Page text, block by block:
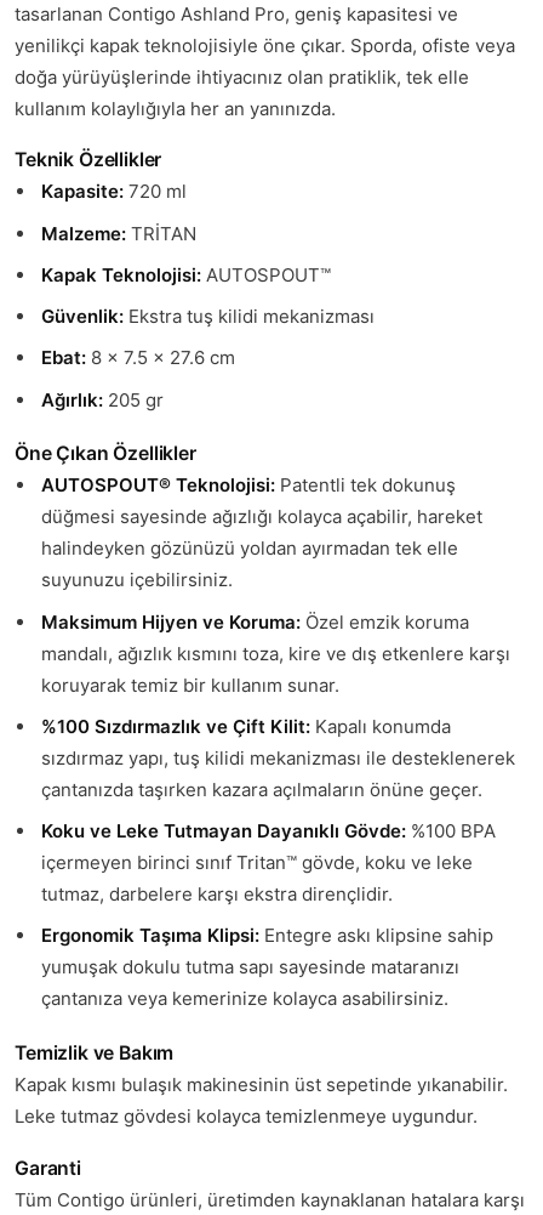
tasarlanan Contigo Ashland Pro, geniş kapasitesi ve
yenilikçi kapak teknolojisiyle öne çıkar. Sporda, ofiste veya
doğa yürüyüşlerinde ihtiyacınız olan pratiklik, tek elle
kullanım kolaylığıyla her an yanınızda.
Teknik Özellikler
Kapasite:720 ml
Malzeme:TRİTAN
Kapak Teknolojisi:AUTOSPOUT™
Güvenlik:Ekstra tuş kilidi mekanizması
Ebat:8 x 7.5 x 27.6 cm
Ağırlık:205 gr
Öne Çıkan Özellikler
AUTOSPOUT® Teknolojisi:Patentli tek dokunuş
düğmesi sayesinde ağızlığı kolayca açabilir, hareket
halindeyken gözünüzü yoldan ayırmadan tek elle
suyunuzu içebilirsiniz.
Maksimum Hijyen ve Koruma:Özel emzik koruma
mandalı, ağızlık kısmını toza, kire ve dış etkenlere karşı
koruyarak temiz bir kullanım sunar.
%100 Sızdırmazlık ve Çift Kilit:Kapalı konumda
sızdırmaz yapı, tuş kilidi mekanizması ile desteklenerek
çantanızda taşırken kazara açılmaların önüne geçer.
Koku ve Leke Tutmayan Dayanıklı Gövde:%100 BPA
içermeyen birinci sınıf Tritan™ gövde, koku ve leke
tutmaz, darbelere karşı ekstra dirençlidir.
Ergonomik Taşıma Klipsi:Entegre askı klipsine sahip
yumuşak dokulu tutma sapı sayesinde mataranızı
çantanıza veya kemerinize kolayca asabilirsiniz.
Temizlik ve Bakım
Kapak kısmı bulaşık makinesinin üst sepetinde yıkanabilir.
Leke tutmaz gövdesi kolayca temizlenmeye uygundur.
Garanti
Tüm Contigo ürünleri, üretimden kaynaklanan hatalara karşı